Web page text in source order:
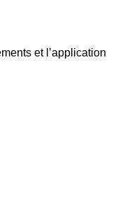
et l’application